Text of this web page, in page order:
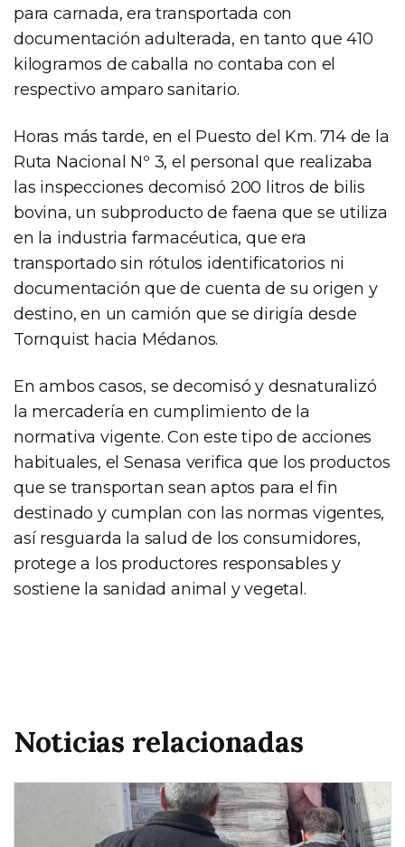
para carnada, era transportada con
documentación adulterada, en tanto que 410
kilogramos de caballa no contaba con el
respectivo amparo sanitario.
Horas más tarde, en el Puesto del Km. 714 de la
Ruta Nacional Nº 3, el personal que realizaba
las inspecciones decomisó 200 litros de bilis
bovina, un subproducto de faena que se utiliza
en la industria farmacéutica, que era
transportado sin rótulos identificatorios ni
documentación que de cuenta de su origen y
destino, en un camión que se dirigía desde
Tornquist hacia Médanos.
En ambos casos, se decomisó y desnaturalizó
la mercadería en cumplimiento de la
normativa vigente. Con este tipo de acciones
habituales, el Senasa verifica que los productos
que se transportan sean aptos para el fin
destinado y cumplan con las normas vigentes,
así resguarda la salud de los consumidores,
protege a los productores responsables y
sostiene la sanidad animal y vegetal.
Noticias relacionadas